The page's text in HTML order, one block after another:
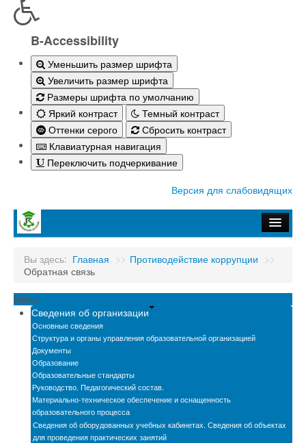
B-Accessibility
Уменьшить размер шрифта
Увеличить размер шрифта
Размеры шрифта по умолчанию
Яркий контраст
Темный контраст
Оттенки серого
Сбросить контраст
Клавиатурная навигация
Переключить подчеркивание
Версия для слабовидящих
Абитуриенту-2026
Студенту
Новости
Бассейн
Автошкола
Мастерские
Обратная связь
Вы здесь: Главная >> Противодействие коррупции >>
Обратная связь
Menu
Сведения об организации
Основные сведения
Структура и органы управления образовательной организацией
Документы
Образование
Образовательные стандарты
Руководство. Педагогический состав.
Материально-техническое обеспечение и оснащенность
образовательного процесса
Сведения об оборудованных учебных кабинетах. Сведения об объектах
для проведения практических занятий